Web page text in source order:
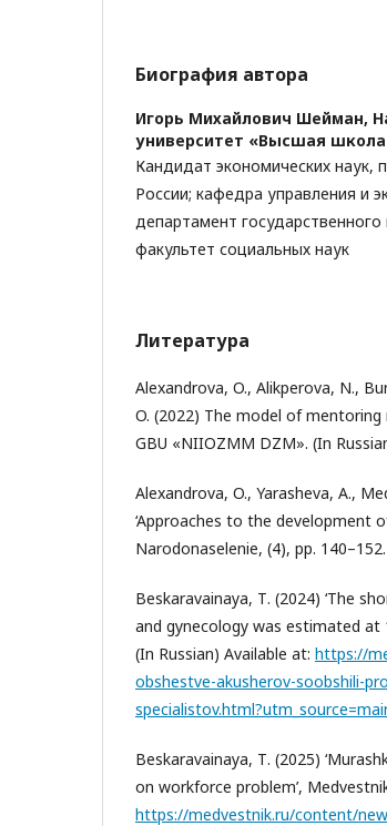
Биография автора
Игорь Михайлович Шейман,
университет «Высшая
Кандидат экономических наук,
России; кафедра управления и
департамент
факультет социальных наук
Литература
Alexandrova, O., Alikperova, N.,
O. (2022) The model of
GBU «NIIOZMM DZM». (In
Alexandrova, O., Yarasheva, A.,
‘Approaches to the development
Narodonaselenie, (4), pp.
Beskaravainaya, Т. (2024) ‘The
and gynecology was estimated at
(In Russian) Available at: https://
obshestve-akusherov-soobshili-
Beskaravainaya, Т. (2025)
on workforce problem’,
https://medvestnik.ru/content/